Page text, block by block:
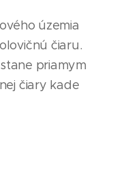
územia
čiaru.
priamym
čiary kade